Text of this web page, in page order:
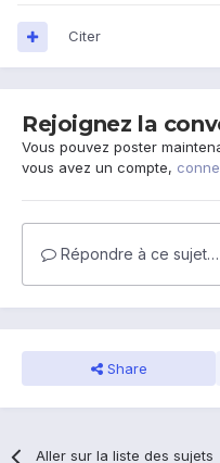
Citer
Rejoignez la
Vous pouvez poster
vous avez un compte,
Répondre à ce sujet…
Share
Aller sur la liste des sujets